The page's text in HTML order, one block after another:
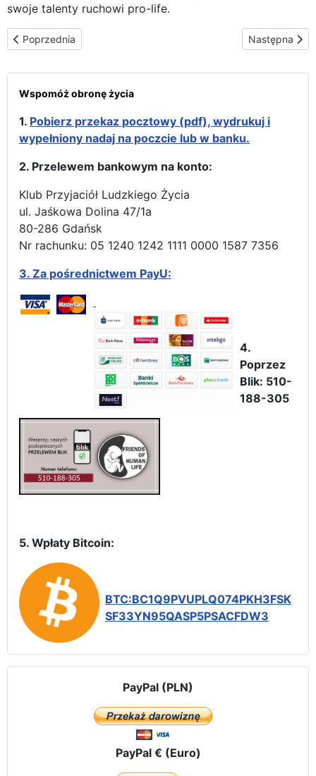
swoje talenty ruchowi pro-life.
Poprzednia strona: Czarna Madonna odwiedza pioniera
Poprzednia Następna
Następna
Wspomóż obronę życia
1. Pobierz przekaz pocztowy (pdf), wydrukuj i
wypełniony nadaj na poczcie lub w banku.
2. Przelewem bankowym na konto:
Klub Przyjaciół Ludzkiego Życia
ul. Jaśkowa Dolina 47/1a
80-286 Gdańsk
Nr rachunku: 05 1240 1242 1111 0000 1587 7356
3. Za pośrednictwem PayU:
4.
Poprzez
Blik: 510-
188-305
5. Wpłaty Bitcoin:
BTC:BC1Q9PVUPLQ074PKH3FSK
SF33YN95QASP5PSACFDW3
PayPal (PLN)
PayPal € (Euro)